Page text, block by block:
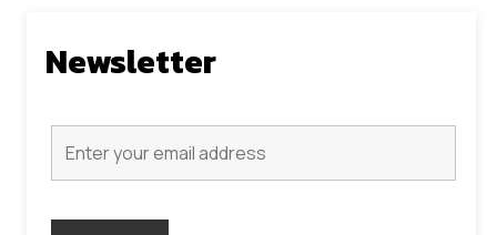
Newsletter